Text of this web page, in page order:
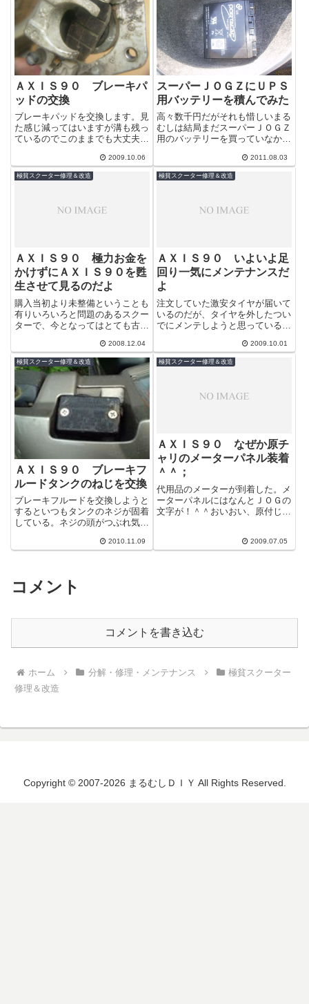
ＡＸＩＳ９０ ブレーキパ
ッドの交換
ブレーキパッドを交換します。見
た感じ減ってはいますが溝も残っ
ているのでこのままでも大丈夫っ
ま使うところなのですが、タイヤ
を購入した...
2009.10.06
スーパーＪＯＧＺにＵＰＳ
用バッテリーを積んでみた
高々数千円だがそれも惜しいまる
むしは結局まだスーパーＪＯＧＺ
用のバッテリーを買っていなかっ
バッテリーとタイヤの双方が安い
お店と言う...
2011.08.03
極貧スクーター修理＆改造
ＡＸＩＳ９０ 極力お金を
かけずにＡＸＩＳ９０を甦
生させて見るのだよ
購入当初より未整備ということも
有りいろいろと問題のあるスクー
ターで、今となってはとても古い
にガタがきている。まるむし的に
は、ピカピ...
2008.12.04
極貧スクーター修理＆改造
ＡＸＩＳ９０ いよいよ足
回り一気にメンテナンスだ
よ
注文していた激安タイヤが届いて
いるのだが、タイヤを外したつい
でにメンテしようと思っている箇
るまで作業が延びていたがいよい
よ作業開始...
2009.10.01
極貧スクーター修理＆改造
ＡＸＩＳ９０ ブレーキフ
ルードタンクのねじを交換
ブレーキフルードを交換しようと
するといつもタンクのネジが固着
している。ネジの頭がつぶれ気味
もインパクトドライバで叩く羽目
2010.11.09
極貧スクーター修理＆改造
ＡＸＩＳ９０ なぜか原チ
ャリのメーターパネル装着
＾＾；
代用品のメーターが到着した。メ
ーターパネルにはなんとＪＯＧの
文字が！＾＾おいおい、原付じゃ
2009.07.05
コメント
コメントを書き込む
ホーム 分解・修理・メンテナンス
極貧スクーター
修理＆改造
Copyright © 2007-2026 まるむしＤＩＹ All Rights Reserved.